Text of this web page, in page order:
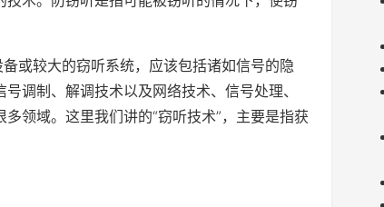
或较大的窃听系统，应该包括诸如信号的隐
调制、解调技术以及网络技术、信号处理、
领域。这里我们讲的“窃听技术”，主要是指获